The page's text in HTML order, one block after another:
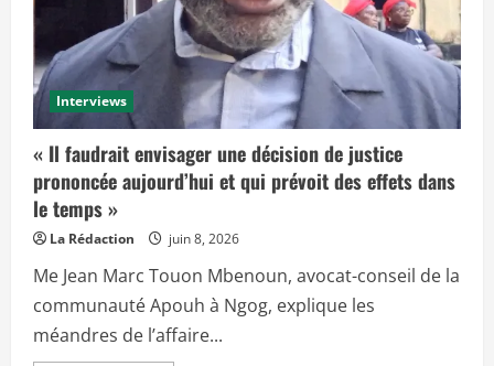
Interviews
« Il faudrait envisager une décision de justice
prononcée aujourd’hui et qui prévoit des effets dans
le temps »
La Rédaction juin 8, 2026
Me Jean Marc Touon Mbenoun, avocat-conseil de la
communauté Apouh à Ngog, explique les
méandres de l’affaire...